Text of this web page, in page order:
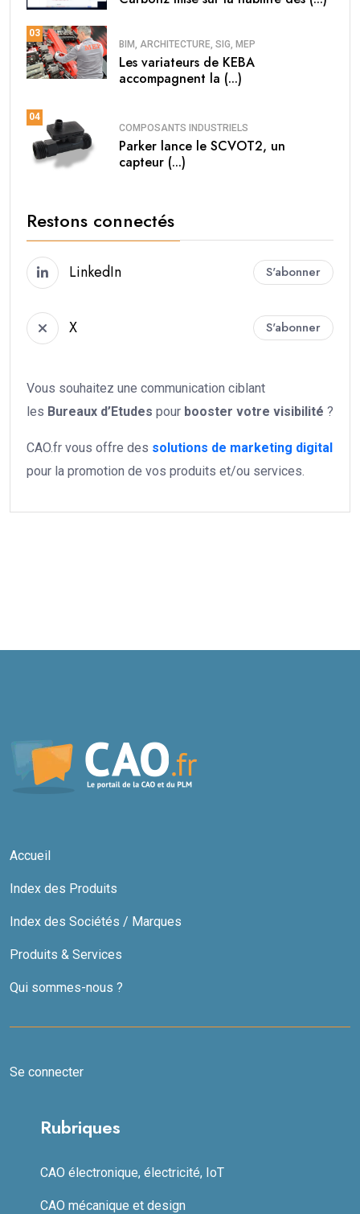
03
BIM, ARCHITECTURE, SIG, MEP
Les variateurs de KEBA
accompagnent la (...)
04
COMPOSANTS INDUSTRIELS
Parker lance le SCVOT2, un
capteur (...)
Restons connectés
LinkedIn S'abonner
X S'abonner
Vous souhaitez une communication ciblant
les Bureaux d’Etudes pour booster votre visibilité ?
CAO.fr vous offre des solutions de marketing digital
pour la promotion de vos produits et/ou services.
Accueil
Index des Produits
Index des Sociétés / Marques
Produits & Services
Qui sommes-nous ?
Se connecter
Rubriques
CAO électronique, électricité, IoT
CAO mécanique et design